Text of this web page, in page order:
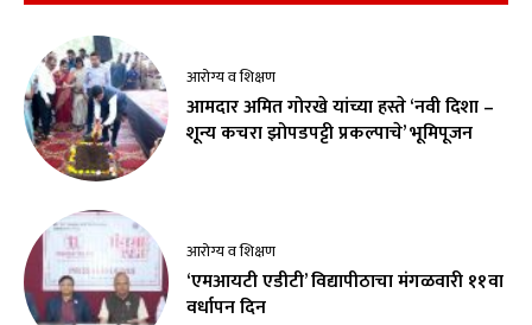
आरोग्य व शिक्षण
आमदार अमित गोरखे यांच्या हस्ते ‘नवी दिशा –
शून्य कचरा झोपडपट्टी प्रकल्पाचे’ भूमिपूजन
आरोग्य व शिक्षण
‘एमआयटी एडीटी’ विद्यापीठाचा मंगळवारी ११वा
वर्धापन दिन